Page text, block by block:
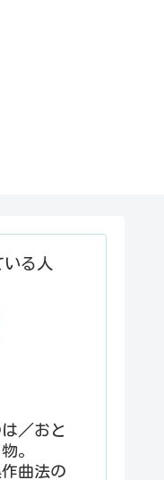
る人
／おと
。
曲法の